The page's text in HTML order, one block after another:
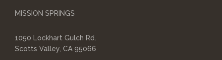
MISSION SPRINGS
1050 Lockhart Gulch Rd.
Scotts Valley, CA 95066